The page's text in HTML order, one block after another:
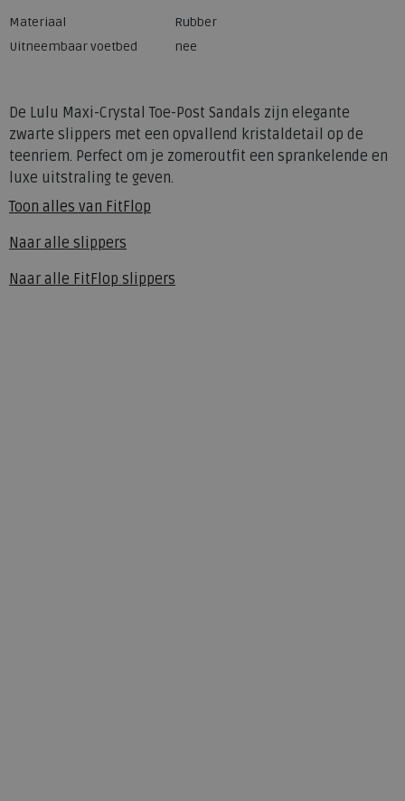
De Lulu Maxi-Crystal Toe-Post Sandals zijn elegante
zwarte slippers met een opvallend kristaldetail op de
teenriem. Perfect om je zomeroutfit een sprankelende en
luxe uitstraling te geven.
Toon alles van FitFlop
Naar alle slippers
Naar alle FitFlop slippers
Materiaal
Rubber
Uitneembaar voetbed
nee